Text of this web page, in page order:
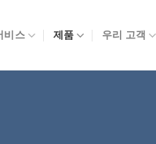
비스 제품 우리 고객